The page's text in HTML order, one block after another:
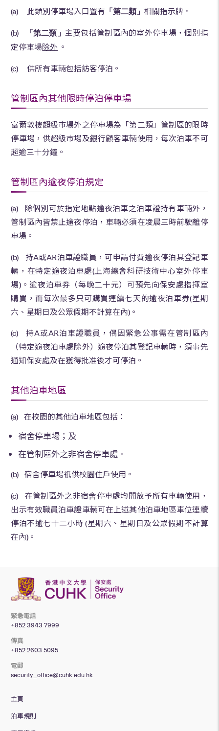
(a) 此類別停車場入口置有 「第二類」相關指示牌。
(b) 「第二類」 主要包括管制區內的室外停車場，個別指
定停車場除外 。
(c) 供所有車輛包括訪客停泊。
管制區內其他限時停泊停車場
富爾敦樓超級巿場外之停車場為「第二類」管制區的限時
停車場，供超級巿場及銀行顧客車輛使用，每次泊車不可
超逾三十分鐘。
管制區內逾夜停泊規定
(a) 除個別可於指定地點逾夜泊車之泊車證持有車輛外，
管制區內皆禁止逾夜停泊，車輛必須在凌晨三時前駛離停
車場。
(b) 持A或AR泊車證職員，可申請付費逾夜停泊其登記車
輛，在特定逾夜泊車處(上海總會科研技術中心室外停車
場)。逾夜泊車券（每晚二十元）可預先向保安處指揮室
購買，而每次最多只可購買連續七天的逾夜泊車券(星期
六、星期日及公眾假期不計算在內)。
(c) 持A或AR泊車證職員，偶因緊急公事需在管制區內
（特定逾夜泊車處除外）逾夜停泊其登記車輛時，須事先
通知保安處及在獲得批准後才可停泊。
其他泊車地區
(a) 在校園的其他泊車地區包括：
宿舍停車場；及
在管制區外之非宿舍停車處。
(b) 宿舍停車場祇供校園住戶使用。
(c) 在管制區外之非宿舍停車處均開放予所有車輛使用，
出示有效職員泊車證車輛可在上述其他泊車地區車位連續
停泊不逾七十二小時 (星期六、星期日及公眾假期不計算
在內)。
緊急電話
+852 3943 7999
傳真
+852 2603 5095
電郵
security_office@cuhk.edu.hk
主頁
泊車規則